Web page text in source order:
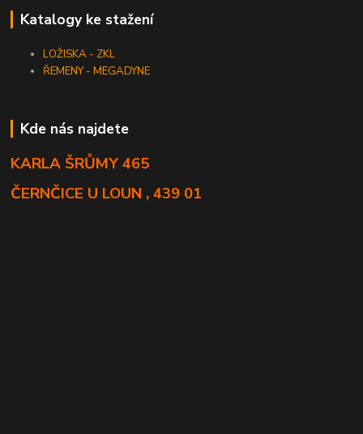
Katalogy ke stažení
LOŽISKA - ZKL
ŘEMENY - MEGADYNE
Kde nás najdete
KARLA ŠRŮMY 465
ČERNČICE U LOUN , 439 01